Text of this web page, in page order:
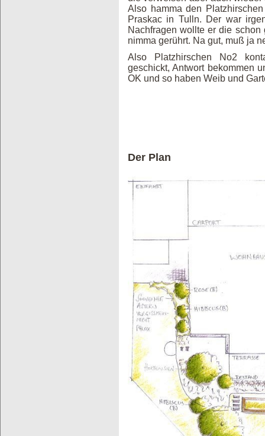
Also hamma den
Praskac in Tulln. Der war
Nachfragen wollte er die
nimma gerührt. Na gut, muß ja
Also Platzhirschen No2
geschickt, Antwort bekommen
OK und so haben Weib und
Der Plan